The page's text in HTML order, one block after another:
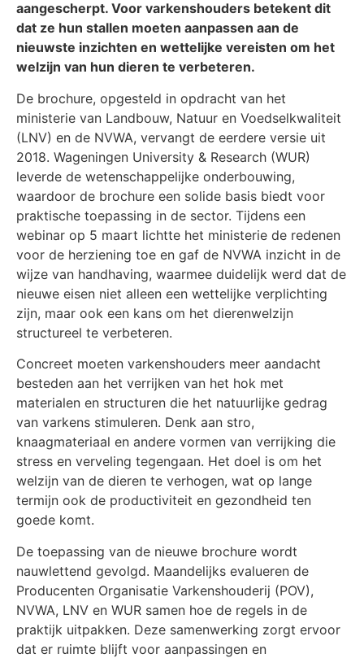
aangescherpt. Voor varkenshouders betekent dit
dat ze hun stallen moeten aanpassen aan de
nieuwste inzichten en wettelijke vereisten om het
welzijn van hun dieren te verbeteren.
De brochure, opgesteld in opdracht van het
ministerie van Landbouw, Natuur en Voedselkwaliteit
(LNV) en de NVWA, vervangt de eerdere versie uit
2018. Wageningen University & Research (WUR)
leverde de wetenschappelijke onderbouwing,
waardoor de brochure een solide basis biedt voor
praktische toepassing in de sector. Tijdens een
webinar op 5 maart lichtte het ministerie de redenen
voor de herziening toe en gaf de NVWA inzicht in de
wijze van handhaving, waarmee duidelijk werd dat de
nieuwe eisen niet alleen een wettelijke verplichting
zijn, maar ook een kans om het dierenwelzijn
structureel te verbeteren.
Concreet moeten varkenshouders meer aandacht
besteden aan het verrijken van het hok met
materialen en structuren die het natuurlijke gedrag
van varkens stimuleren. Denk aan stro,
knaagmateriaal en andere vormen van verrijking die
stress en verveling tegengaan. Het doel is om het
welzijn van de dieren te verhogen, wat op lange
termijn ook de productiviteit en gezondheid ten
goede komt.
De toepassing van de nieuwe brochure wordt
nauwlettend gevolgd. Maandelijks evalueren de
Producenten Organisatie Varkenshouderij (POV),
NVWA, LNV en WUR samen hoe de regels in de
praktijk uitpakken. Deze samenwerking zorgt ervoor
dat er ruimte blijft voor aanpassingen en